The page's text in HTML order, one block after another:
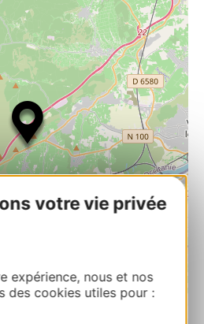
votre vie privée
expérience, nous et nos
des cookies utiles pour :
| Map data ©OpenStreetMap contributors